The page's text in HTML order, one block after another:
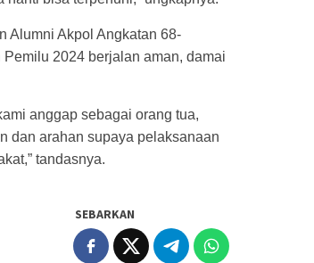
Alumni Akpol Angkatan 68-
2024 berjalan aman, damai
anggap sebagai orang tua,
dan arahan supaya pelaksanaan
tandasnya.
SEBARKAN